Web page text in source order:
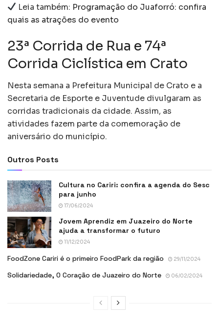
Leia também: Programação do Juaforró: confira
quais as atrações do evento
23ª Corrida de Rua e 74ª
Corrida Ciclística em Crato
Nesta semana a Prefeitura Municipal de Crato e a
Secretaria de Esporte e Juventude divulgaram as
corridas tradicionais da cidade. Assim, as
atividades fazem parte da comemoração de
aniversário do município.
Outros Posts
Cultura no Cariri: confira a agenda do Sesc
para junho
17/06/2024
Jovem Aprendiz em Juazeiro do Norte
ajuda a transformar o futuro
11/12/2024
FoodZone Cariri é o primeiro FoodPark da região 29/11/2024
Solidariedade, O Coração de Juazeiro do Norte 06/02/2024